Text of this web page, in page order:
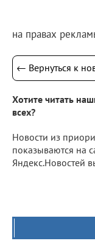
на правах
← Вернуться к
Хотите читать
всех?
Новости из
показываются на
Яндекс.Новостей